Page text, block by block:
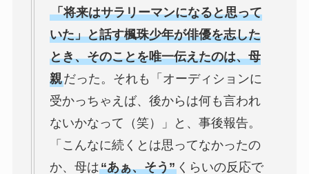
「将来はサラリーマンになると思って
いた」と話す楓珠少年が俳優を志した
とき、そのことを唯一伝えたのは、母
親だった。それも「オーディションに
受かっちゃえば、後からは何も言われ
ないかなって（笑）」と、事後報告。
「こんなに続くとは思ってなかったの
か、母は“あぁ、そう”くらいの反応で